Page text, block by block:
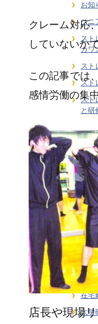
クレーム対応
していないか
この記事では
感情労働の集
店長や現場
お知
シニ
スト
カワ
スト
スト
スト
と研
メ
ユー
ライ
ライ
介護
健康
健康
働き
労働
在宅
大学